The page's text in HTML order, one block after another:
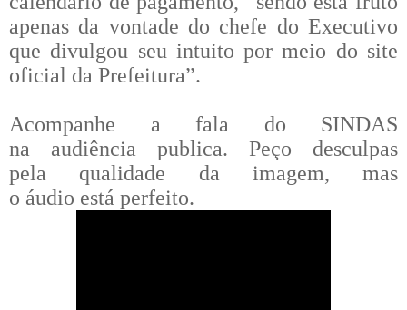
apenas da vontade do chefe do Executivo
que divulgou seu intuito por meio do site
oficial da Prefeitura”.
Acompanhe a fala do SINDAS
na audiência publica. Peço desculpas
pela qualidade da imagem, mas
o áudio está perfeito.